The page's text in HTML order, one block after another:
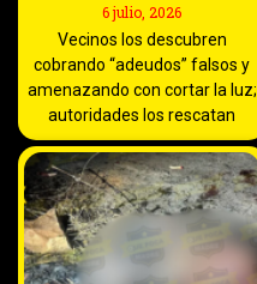
6 julio, 2026
Vecinos los descubren
cobrando “adeudos” falsos y
amenazando con cortar la luz;
autoridades los rescatan